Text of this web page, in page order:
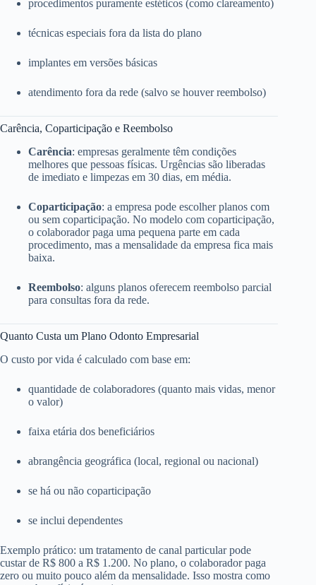
procedimentos puramente estéticos (como clareamento)
técnicas especiais fora da lista do plano
implantes em versões básicas
atendimento fora da rede (salvo se houver reembolso)
Carência, Coparticipação e Reembolso
Carência: empresas geralmente têm condições
melhores que pessoas físicas. Urgências são liberadas
de imediato e limpezas em 30 dias, em média.
Coparticipação: a empresa pode escolher planos com
ou sem coparticipação. No modelo com coparticipação,
o colaborador paga uma pequena parte em cada
procedimento, mas a mensalidade da empresa fica mais
baixa.
Reembolso: alguns planos oferecem reembolso parcial
para consultas fora da rede.
Quanto Custa um Plano Odonto Empresarial
O custo por vida é calculado com base em:
quantidade de colaboradores (quanto mais vidas, menor
o valor)
faixa etária dos beneficiários
abrangência geográfica (local, regional ou nacional)
se há ou não coparticipação
se inclui dependentes
Exemplo prático: um tratamento de canal particular pode
custar de R$ 800 a R$ 1.200. No plano, o colaborador paga
zero ou muito pouco além da mensalidade. Isso mostra como